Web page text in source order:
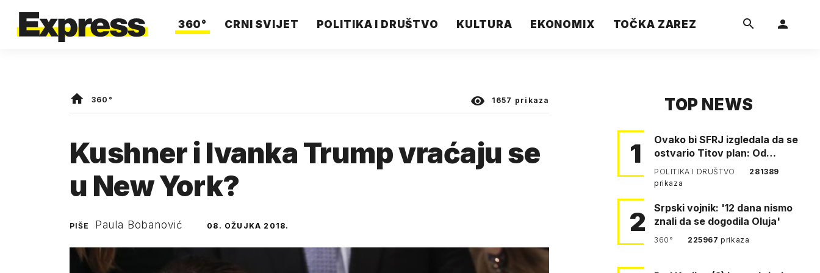
360° CRNI SVIJET POLITIKA I DRUŠTVO KULTURA EKONOMIX TOČKA ZAREZ
360° 1657 prikaza
Kushner i Ivanka Trump vraćaju se
u New York?
PIŠE Paula Bobanović 08. OŽUJKA 2018.
TOP NEWS
1
Ovako bi SFRJ izgledala da se
ostvario Titov plan: Od
Klagenfurta do Istanbula!
POLITIKA I DRUŠTVO
281389
prikaza
2
Srpski vojnik: '12 dana nismo
znali da se dogodila Oluja'
360° 225967prikaza